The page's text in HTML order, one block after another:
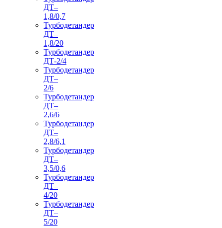
ДТ–
1,8/0,7
Турбодетандер
ДТ–
1,8/20
Турбодетандер
ДТ-2/4
Турбодетандер
ДТ–
2/6
Турбодетандер
ДТ–
2,6/6
Турбодетандер
ДТ–
2,8/6,1
Турбодетандер
ДТ–
3,5/0,6
Турбодетандер
ДТ–
4/20
Турбодетандер
ДТ–
5/20